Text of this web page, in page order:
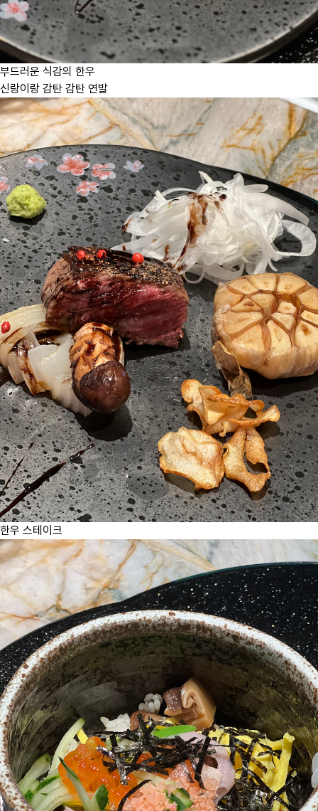
부드러운 식감의 한우
신랑이랑 감탄 감탄 연발
한우 스테이크